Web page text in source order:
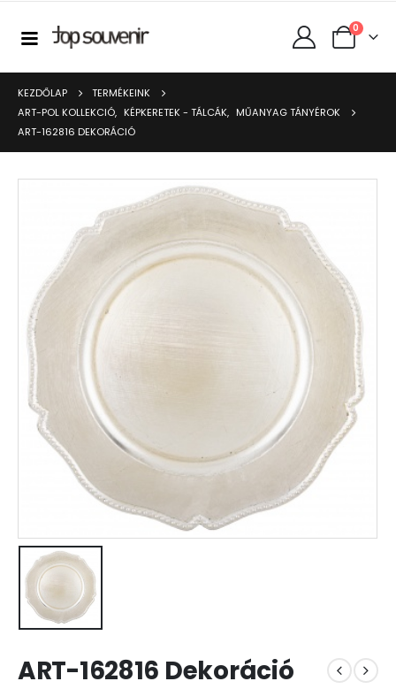
0
KEZDŐLAP
TERMÉKEINK
ART-POL KOLLEKCIÓ, KÉPKERETEK - TÁLCÁK, MŰANYAG TÁNYÉROK
ART-162816 DEKORÁCIÓ
ART-162816 Dekoráció